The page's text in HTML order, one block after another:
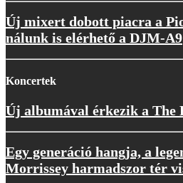
Új mixert dobott piacra a
nálunk is elérhető a DJM-A9
Koncertek
Új albumával érkezik a The
Egy generáció hangja, a
Morrissey harmadszor tér